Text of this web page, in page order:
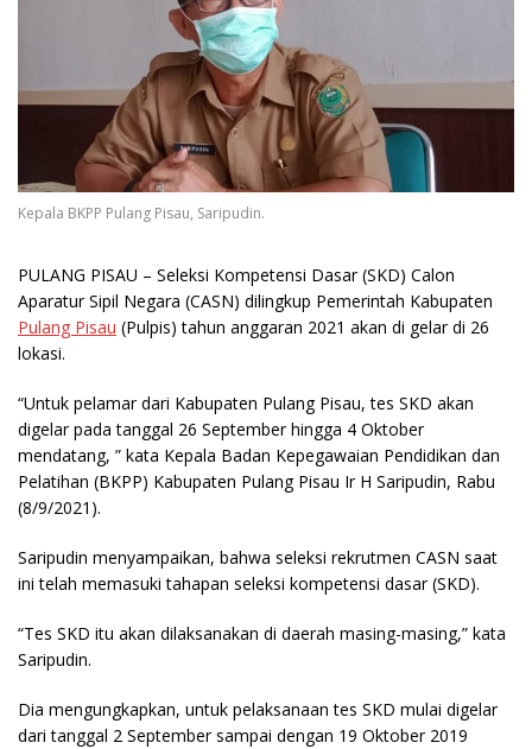
Kepala BKPP Pulang Pisau, Saripudin.
PULANG PISAU – Seleksi Kompetensi Dasar (SKD) Calon
Aparatur Sipil Negara (CASN) dilingkup Pemerintah Kabupaten
Pulang Pisau (Pulpis) tahun anggaran 2021 akan di gelar di 26
lokasi.
“Untuk pelamar dari Kabupaten Pulang Pisau, tes SKD akan
digelar pada tanggal 26 September hingga 4 Oktober
mendatang, ” kata Kepala Badan Kepegawaian Pendidikan dan
Pelatihan (BKPP) Kabupaten Pulang Pisau Ir H Saripudin, Rabu
(8/9/2021).
Saripudin menyampaikan, bahwa seleksi rekrutmen CASN saat
ini telah memasuki tahapan seleksi kompetensi dasar (SKD).
“Tes SKD itu akan dilaksanakan di daerah masing-masing,” kata
Saripudin.
Dia mengungkapkan, untuk pelaksanaan tes SKD mulai digelar
dari tanggal 2 September sampai dengan 19 Oktober 2019